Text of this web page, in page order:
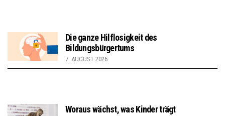
Die ganze Hilflosigkeit des
Bildungsbürgertums
7. AUGUST 2026
Woraus wächst, was Kinder trägt